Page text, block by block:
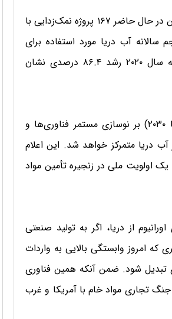
شیانگ ون شی، مدیر مؤسسه نمک‌زدایی آب دریا در تیانجین، اعلام کرد چین در حال حاضر ۱۶۷ پروژه نمک‌زدایی با
حجم سالانه آب دریا مورد استفاده برای
خنک‌سازی صنعتی به ۱۹۳ میلیارد و ۳۶۰ میلیون تن رسیده که نسبت به سال ۲۰۲۰ رشد ۸۶.۴ درصدی نشان
طبق اعلام این مقام چینی، کشورش در برنامه پنج ساله پانزدهم (۲۰۲۶ تا ۲۰۳۰) بر نوسازی مستمر فناوری‌ها و
آب دریا متمرکز خواهد شد. این اعلام
اولویت ملی در زنجیره تأمین مواد
از دریا، اگر به تولید صنعتی
امروز وابستگی بالایی به واردات
تبدیل شود. ضمن آنکه همین فناوری
جنگ تجاری مواد خام با آمریکا و غرب